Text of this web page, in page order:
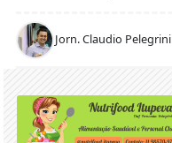
Jorn. Claudio Pelegrini